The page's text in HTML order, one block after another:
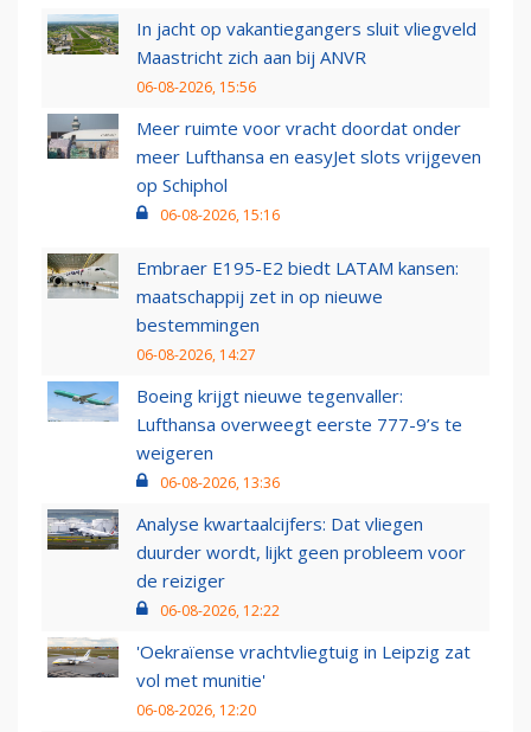
In jacht op vakantiegangers sluit vliegveld
Maastricht zich aan bij ANVR
06-08-2026, 15:56
Meer ruimte voor vracht doordat onder
meer Lufthansa en easyJet slots vrijgeven
op Schiphol
06-08-2026, 15:16
Embraer E195-E2 biedt LATAM kansen:
maatschappij zet in op nieuwe
bestemmingen
06-08-2026, 14:27
Boeing krijgt nieuwe tegenvaller:
Lufthansa overweegt eerste 777-9’s te
weigeren
06-08-2026, 13:36
Analyse kwartaalcijfers: Dat vliegen
duurder wordt, lijkt geen probleem voor
de reiziger
06-08-2026, 12:22
'Oekraïense vrachtvliegtuig in Leipzig zat
vol met munitie'
06-08-2026, 12:20